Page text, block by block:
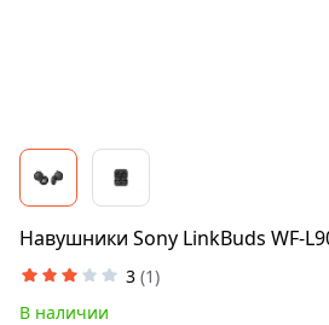
Навушники Sony LinkBuds WF-
3 (1)
В наличии